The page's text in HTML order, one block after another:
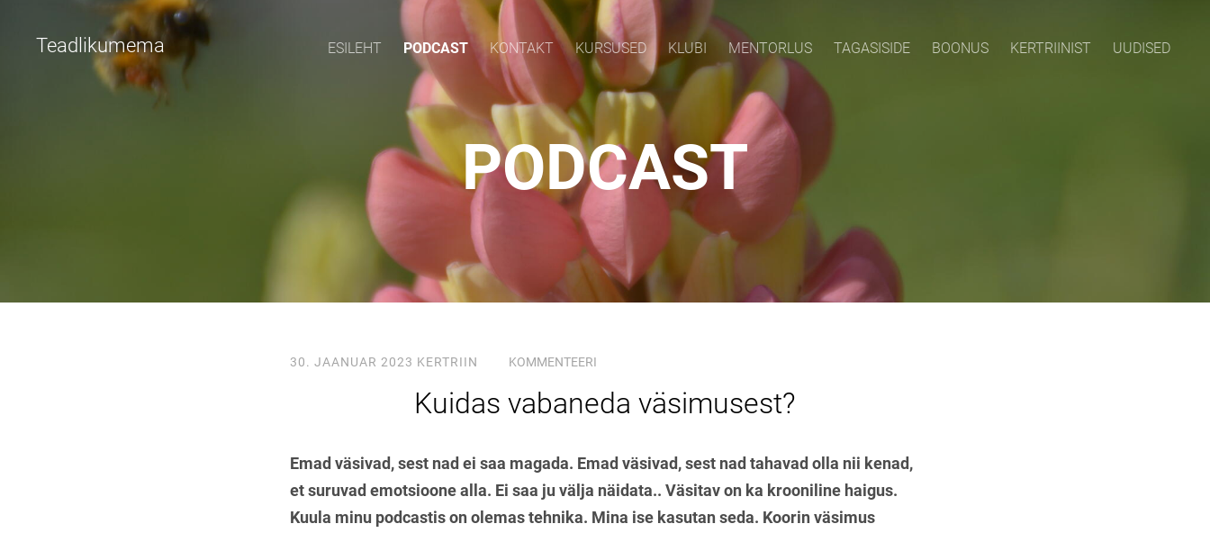
Teadlikumema ESILEHT PODCAST KONTAKT KURSUSED KLUBI MENTORLUS TAGASISIDE BOONUS KERTRIINIST UUDISED
PODCAST
30. JAANUAR 2023 KERTRIIN KOMMENTEERI
Kuidas vabaneda väsimusest?
Emad väsivad, sest nad ei saa magada. Emad väsivad, sest nad tahavad olla nii kenad,
et suruvad emotsioone alla. Ei saa ju välja näidata.. Väsitav on ka krooniline haigus.
Kuula minu podcastis on olemas tehnika. Mina ise kasutan seda. Koorin väsimus